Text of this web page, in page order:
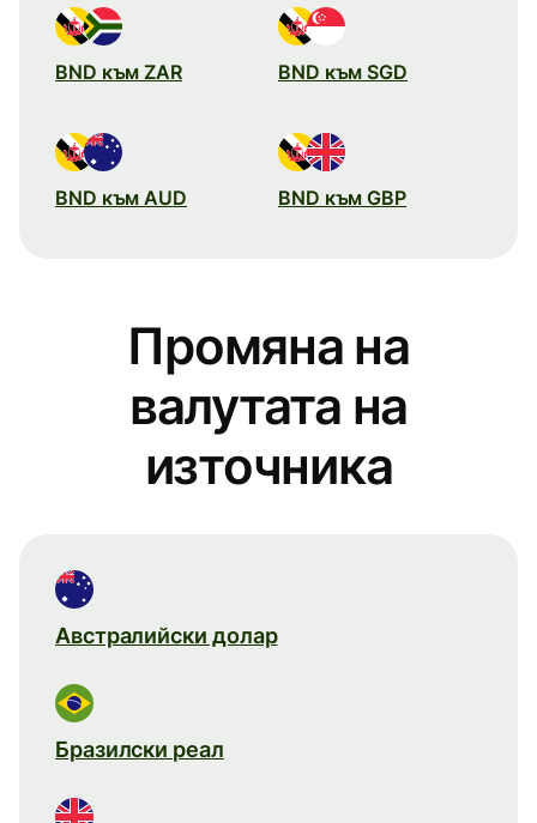
BND към ZAR BND към SGD
BND към AUD BND към GBP
Промяна на
валутата на
източника
Австралийски долар
Бразилски реал